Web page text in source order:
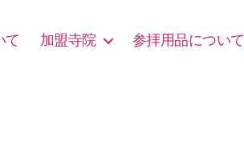
て 加盟寺院 参拝用品について